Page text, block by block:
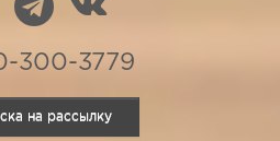
300-3779
на рассылку